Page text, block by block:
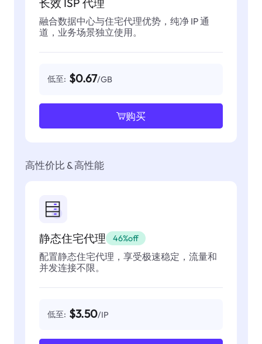
长效 ISP 代理
融合数据中心与住宅代理优势，纯净 IP 通
道，业务场景独立使用。
低至: $0.67/GB
购买
高性价比 & 高性能
静态住宅代理 46%off
配置静态住宅代理，享受极速稳定，流量和
并发连接不限。
低至: $3.50/IP